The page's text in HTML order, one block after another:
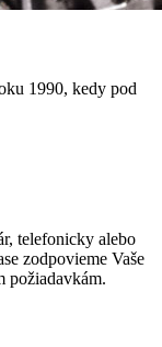
1990, kedy pod
telefonicky alebo
zodpovieme Vaše
požiadavkám.